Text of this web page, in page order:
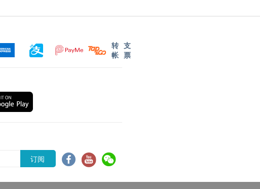
转
帐
支
票
订阅